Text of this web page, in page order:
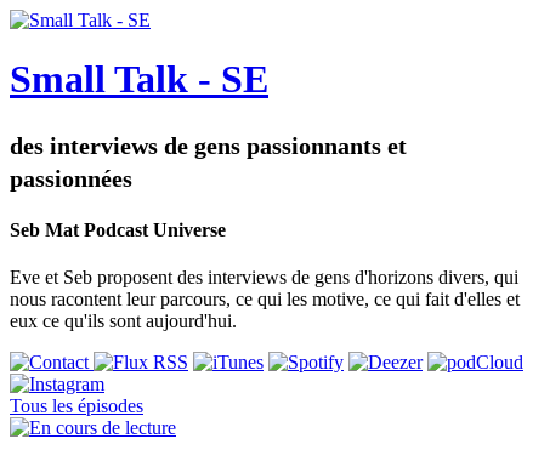
Small Talk - SE
des interviews de gens passionnants et
passionnées
Seb Mat Podcast Universe
Eve et Seb proposent des interviews de gens d'horizons divers, qui
nous racontent leur parcours, ce qui les motive, ce qui fait d'elles et
eux ce qu'ils sont aujourd'hui.
Tous les épisodes